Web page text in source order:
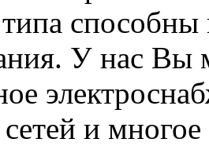
У нас Вы
и многое